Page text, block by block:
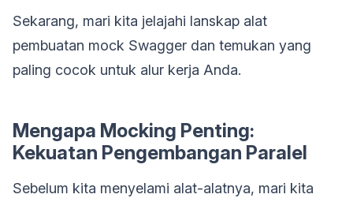
Sekarang, mari kita jelajahi lanskap alat
pembuatan mock Swagger dan temukan yang
paling cocok untuk alur kerja Anda.
Mengapa Mocking Penting:
Kekuatan Pengembangan Paralel
Sebelum kita menyelami alat-alatnya, mari kita